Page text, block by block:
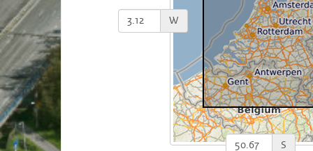
S
W